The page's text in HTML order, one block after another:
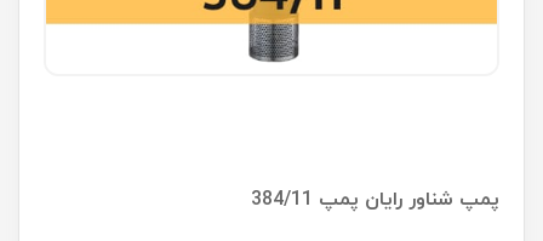
پمپ شناور رایان پمپ 384/11